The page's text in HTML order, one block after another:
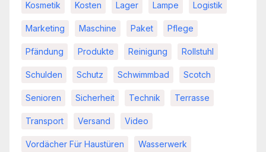
Kosmetik Kosten Lager Lampe Logistik
Marketing Maschine Paket Pflege
Pfändung Produkte Reinigung Rollstuhl
Schulden Schutz Schwimmbad Scotch
Senioren Sicherheit Technik Terrasse
Transport Versand Video
Vordächer Für Haustüren Wasserwerk